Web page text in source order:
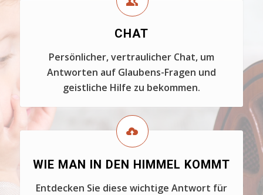
CHAT
Persönlicher, vertraulicher Chat, um
Antworten auf Glaubens-Fragen und
geistliche Hilfe zu bekommen.
WIE MAN IN DEN HIMMEL KOMMT
Entdecken Sie diese wichtige Antwort für